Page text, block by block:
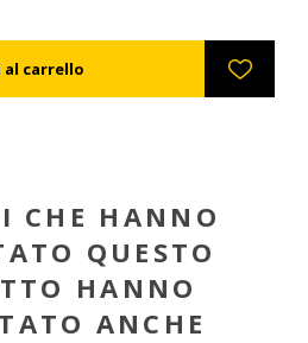
CHE HANNO
QUESTO
HANNO
ANCHE